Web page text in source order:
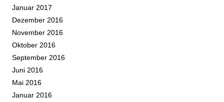
Januar 2017
Dezember 2016
November 2016
Oktober 2016
September 2016
Juni 2016
Mai 2016
Januar 2016